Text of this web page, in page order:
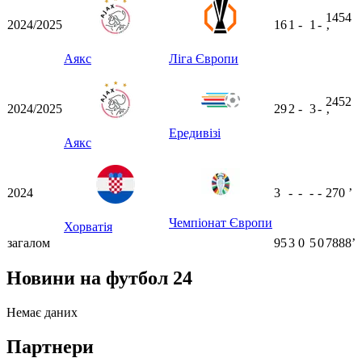
2024/2025
Аякс Ліга Європи
161 - 1 -
1454
ʼ
2024/2025
Аякс
Ередивізі
292 - 3-
2452
ʼ
2024
Хорватія Чемпіонат Європи
3 - - - - 270 ʼ
загалом 953 0 507888ʼ
Новини на футбол 24
Немає даних
Партнери